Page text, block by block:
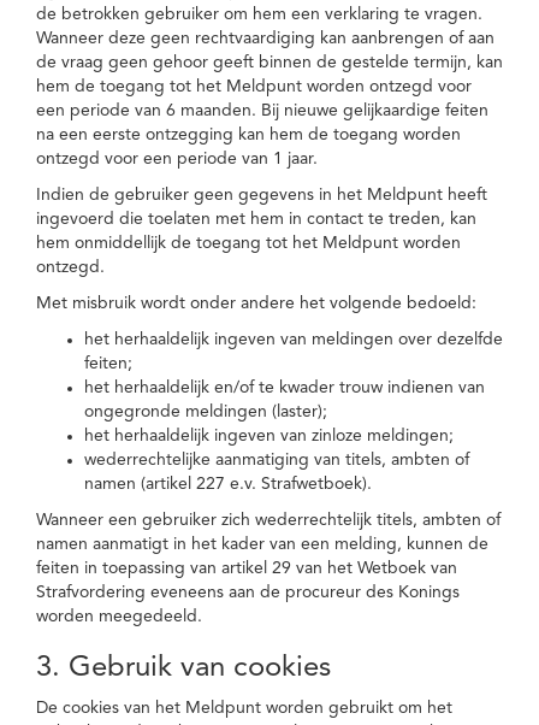
de betrokken gebruiker om hem een verklaring te vragen.
Wanneer deze geen rechtvaardiging kan aanbrengen of aan
de vraag geen gehoor geeft binnen de gestelde termijn, kan
hem de toegang tot het Meldpunt worden ontzegd voor
een periode van 6 maanden. Bij nieuwe gelijkaardige feiten
na een eerste ontzegging kan hem de toegang worden
ontzegd voor een periode van 1 jaar.
Indien de gebruiker geen gegevens in het Meldpunt heeft
ingevoerd die toelaten met hem in contact te treden, kan
hem onmiddellijk de toegang tot het Meldpunt worden
ontzegd.
Met misbruik wordt onder andere het volgende bedoeld:
het herhaaldelijk ingeven van meldingen over dezelfde
feiten;
het herhaaldelijk en/of te kwader trouw indienen van
ongegronde meldingen (laster);
het herhaaldelijk ingeven van zinloze meldingen;
wederrechtelijke aanmatiging van titels, ambten of
namen (artikel 227 e.v. Strafwetboek).
Wanneer een gebruiker zich wederrechtelijk titels, ambten of
namen aanmatigt in het kader van een melding, kunnen de
feiten in toepassing van artikel 29 van het Wetboek van
Strafvordering eveneens aan de procureur des Konings
worden meegedeeld.
3. Gebruik van cookies
De cookies van het Meldpunt worden gebruikt om het